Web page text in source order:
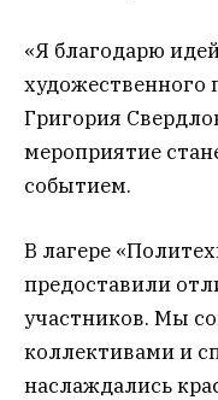
«Я благодарю
художественного
Григория
мероприятие
событием.
В лагере
предоставили
участников. Мы
коллективами и
наслаждались